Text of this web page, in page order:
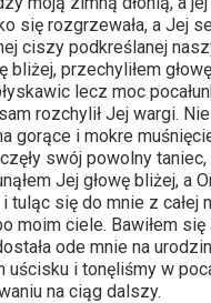
się rozgrzewała, a Jej
ciszy podkreślanej
bliżej, przechyliłem
lecz moc
rozchylił Jej wargi.
gorące i mokre
swój powolny
Jej głowę bliżej, a
tuląc się do mnie z całej
moim ciele. Bawiłem
ode mnie na
i tonęliśmy w
na ciąg dalszy.